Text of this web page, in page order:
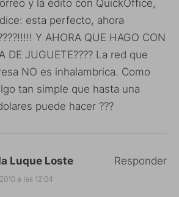
y la edito con QuickOffice,
esta perfecto, ahora
Y AHORA QUE HAGO CON
DE JUGUETE???? La red que
NO es inhalambrica. Como
tan simple que hasta una
puede hacer ???
Luque Loste
a las 12:04
Responder